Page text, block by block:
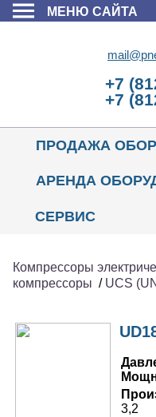
МЕНЮ САЙТА
+7
+7
ПРОДАЖА
АРЕНДА
СЕРВИС
Компрессоры
компрессоры / UCS
3,2